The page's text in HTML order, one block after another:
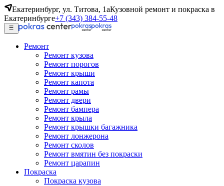
Екатеринбург, ул. Титова, 1аКузовной ремонт и покраска в
Екатеринбурге+7 (343) 384-55-48
Ремонт
Ремонт кузова
Ремонт порогов
Ремонт крыши
Ремонт капота
Ремонт рамы
Ремонт двери
Ремонт бампера
Ремонт крыла
Ремонт крышки багажника
Ремонт лонжерона
Ремонт сколов
Ремонт вмятин без покраски
Ремонт царапин
Покраска
Покраска кузова